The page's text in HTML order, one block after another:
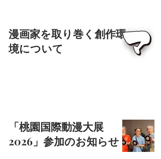
漫画家を取り巻く創作環
境について
「桃園国際動漫大展
2026」参加のお知らせ